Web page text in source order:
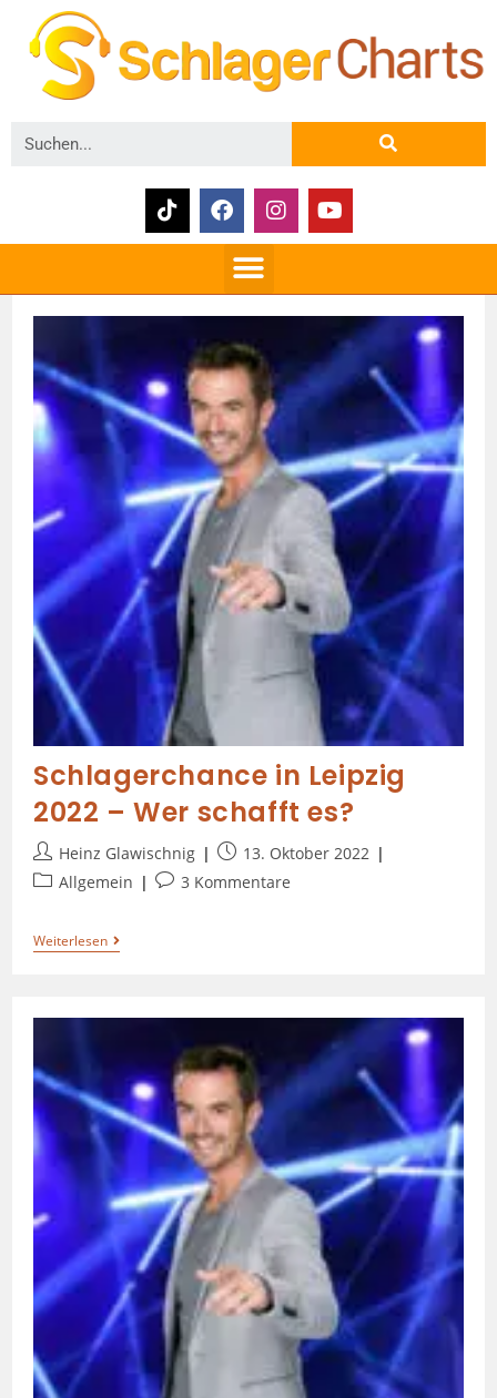
Schlagerchance in Leipzig
2022 – Wer schafft es?
Heinz Glawischnig
13. Oktober 2022
Allgemein
3 Kommentare
Weiterlesen